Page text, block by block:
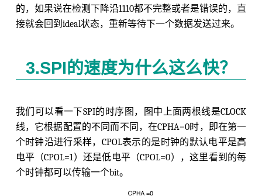
的，如果说在检测下降沿1110都不完整或者是错误的，直
接就会回到ideal状态，重新等待下一个数据发送过来。
3.SPI的速度为什么这么快？
我们可以看一下SPI的时序图，图中上面两根线是CLOCK
线，它根据配置的不同而不同，在CPHA=0时，即在第一
个时钟沿进行采样，CPOL表示的是时钟的默认电平是高
电平（CPOL=1）还是低电平（CPOL=0），这里看到的每
个时钟都可以传输一个bit。